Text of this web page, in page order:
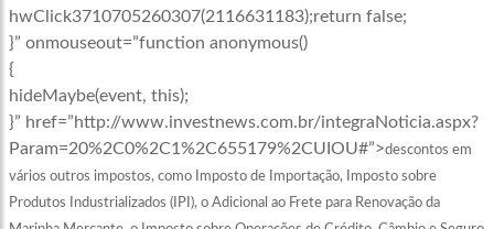
hwClick3710705260307(2116631183);return false;
}” onmouseout=”function anonymous()
{
hideMaybe(event, this);
}” href=”http://www.investnews.com.br/integraNoticia.aspx?
Param=20%2C0%2C1%2C655179%2CUIOU#”>descontos em
vários outros impostos, como Imposto de Importação, Imposto sobre
Produtos Industrializados (IPI), o Adicional ao Frete para Renovação da